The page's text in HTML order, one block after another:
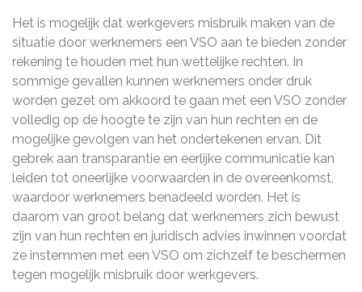
Het is mogelijk dat werkgevers misbruik maken van de
situatie door werknemers een VSO aan te bieden zonder
rekening te houden met hun wettelijke rechten. In
sommige gevallen kunnen werknemers onder druk
worden gezet om akkoord te gaan met een VSO zonder
volledig op de hoogte te zijn van hun rechten en de
mogelijke gevolgen van het ondertekenen ervan. Dit
gebrek aan transparantie en eerlijke communicatie kan
leiden tot oneerlijke voorwaarden in de overeenkomst,
waardoor werknemers benadeeld worden. Het is
daarom van groot belang dat werknemers zich bewust
zijn van hun rechten en juridisch advies inwinnen voordat
ze instemmen met een VSO om zichzelf te beschermen
tegen mogelijk misbruik door werkgevers.